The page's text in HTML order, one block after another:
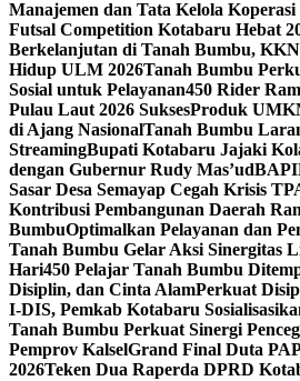
Manajemen dan Tata Kelola Koperasi
Futsal Competition Kotabaru Hebat
Berkelanjutan di Tanah Bumbu,
Hidup ULM 2026Tanah Bumbu
Sosial untuk Pelayanan450 Rider
Pulau Laut 2026 SuksesProduk
di Ajang NasionalTanah Bumbu
StreamingBupati Kotabaru Jajaki
dengan Gubernur Rudy Mas’ud
Sasar Desa Semayap Cegah Krisis
Kontribusi Pembangunan Daerah
BumbuOptimalkan Pelayanan dan
Tanah Bumbu Gelar Aksi Sinergitas
Hari450 Pelajar Tanah Bumbu
Disiplin, dan Cinta AlamPerkuat
I-DIS, Pemkab Kotabaru
Tanah Bumbu Perkuat Sinergi
Pemprov KalselGrand Final Duta
2026Teken Dua Raperda DPRD